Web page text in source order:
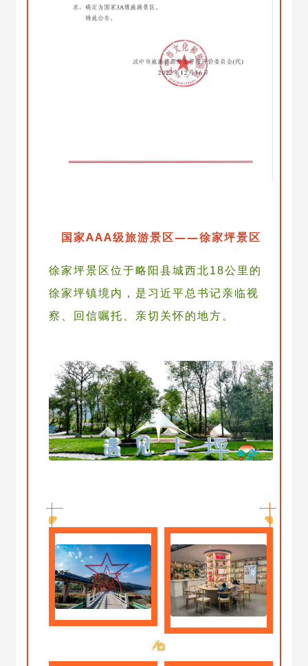
国家AAA级旅游景区——徐家坪景区
徐家坪景区位于略阳县城西北18公里的
徐家坪镇境内，是习近平总书记亲临视
察、回信嘱托、亲切关怀的地方。